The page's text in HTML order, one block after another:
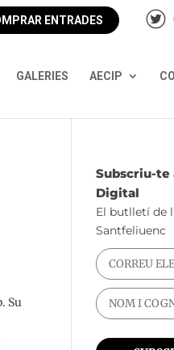
ENTRADES
GALERIES AECIP
Su
Subscriu-te
Digital
El butlletí de
Santfeliuenc